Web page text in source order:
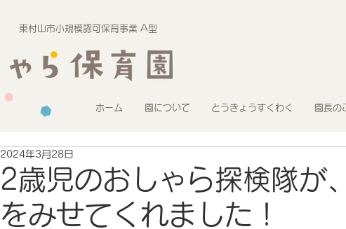
東村山市小規模認可保育事業 A型
ホーム 園について とうきょうすくわく 園長の
2歳児のおしゃら探検隊が
をみせてくれました！
2024年3月28日